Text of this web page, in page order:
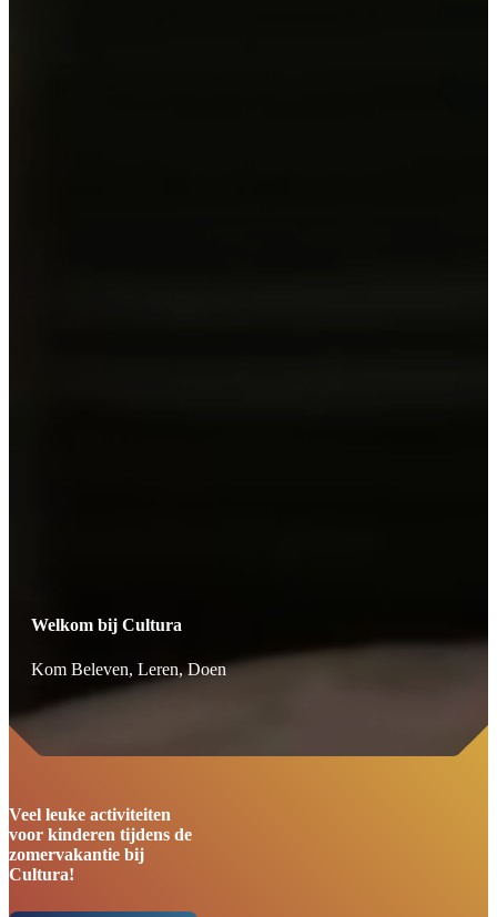
Welkom bij Cultura
Kom Beleven, Leren, Doen
Veel leuke activiteiten
voor kinderen tijdens de
zomervakantie bij
Cultura!